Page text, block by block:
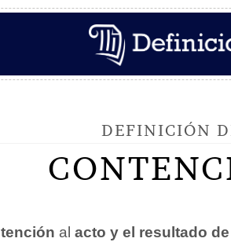
DEFINICIÓN
al acto y el resultado